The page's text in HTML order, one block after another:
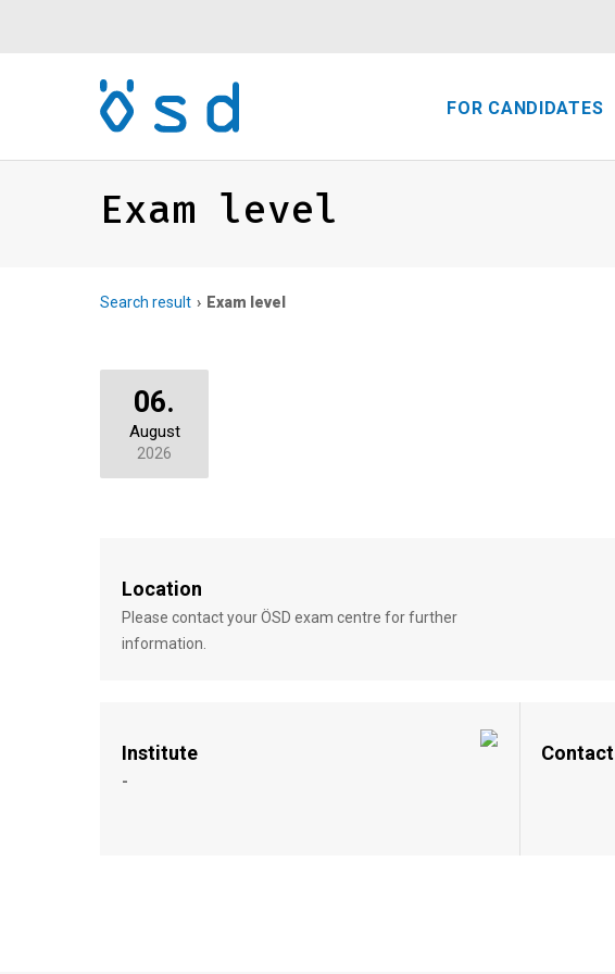
FOR CANDIDATES
Exam level
Search result Exam level
06.
August
2026
Location
Please contact your ÖSD exam centre for further
information.
Institute
-
Contact